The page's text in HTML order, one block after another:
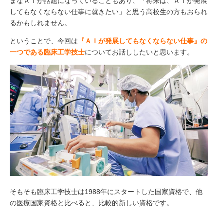
してもなくならない仕事に就きたい」と思う高校生の方もおられ
るかもしれません。
ということで、今回は 『ＡＩが発展してもなくならない仕事』の
一つである臨床工学技士についてお話ししたいと思います。
そもそも臨床工学技士は1988年にスタートした国家資格で、他
の医療国家資格と比べると、比較的新しい資格です。